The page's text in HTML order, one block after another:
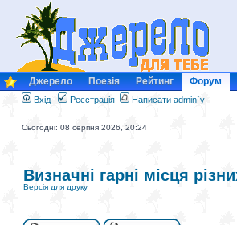
Джерело Поезія Рейтинг Форум
Вхід Реєстрація Написати admin`у
Сьогодні: 08 серпня 2026, 20:24
Визначні гарні місця
Версія для друку